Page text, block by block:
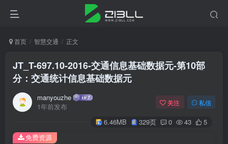
首页 智慧交通 正文
JT_T-697.10-2016-交通信息基础数据元-第10部
分：交通统计信息基础数据元
manyouzhe
1年前发布
关注 私信
6.46MB 329页 0 43 5
免费资源